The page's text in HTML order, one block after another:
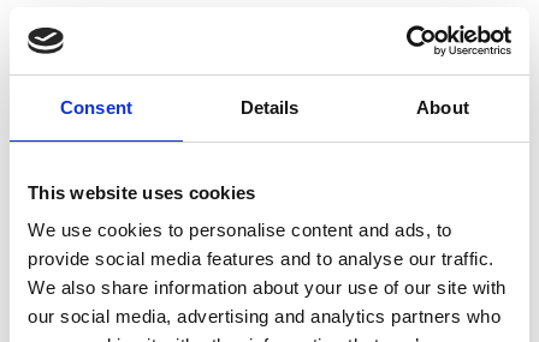
Consent Details About
This website uses cookies
We use cookies to personalise content and ads, to
provide social media features and to analyse our traffic.
We also share information about your use of our site with
our social media, advertising and analytics partners who
P410+P412:
Skyddas från solljus. Får inte
utsättas för temperaturer över